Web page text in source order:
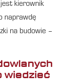
kierownik
naprawdę
na budowie –
wiedzieć